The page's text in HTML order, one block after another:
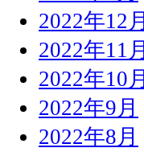
2022年12月
2022年11月
2022年10月
2022年9月
2022年8月